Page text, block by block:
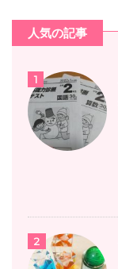
人気の記事
1
2